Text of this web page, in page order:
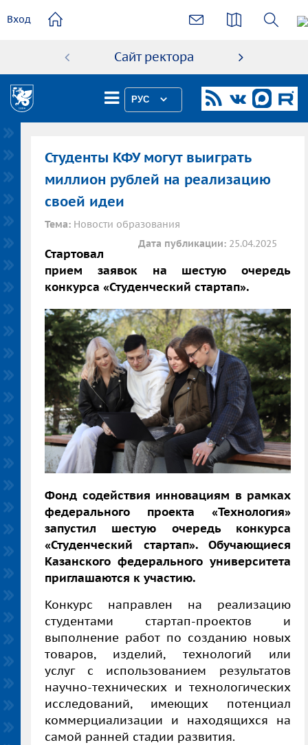
содержанию
Вход
Сайт ректора
РУС
Студенты КФУ могут выиграть
миллион рублей на реализацию
своей идеи
Тема: Новости образования
Дата публикации: 25.04.2025
Стартовал
прием заявок на шестую очередь
конкурса «Студенческий стартап».
Фонд содействия инновациям в рамках
федерального проекта «Технология»
запустил шестую очередь конкурса
«Студенческий стартап». Обучающиеся
Казанского федерального университета
приглашаются к участию.
Конкурс направлен на реализацию
студентами стартап-проектов и
выполнение работ по созданию новых
товаров, изделий, технологий или
услуг с использованием результатов
научно-технических и технологических
исследований, имеющих потенциал
коммерциализации и находящихся на
самой ранней стадии развития.